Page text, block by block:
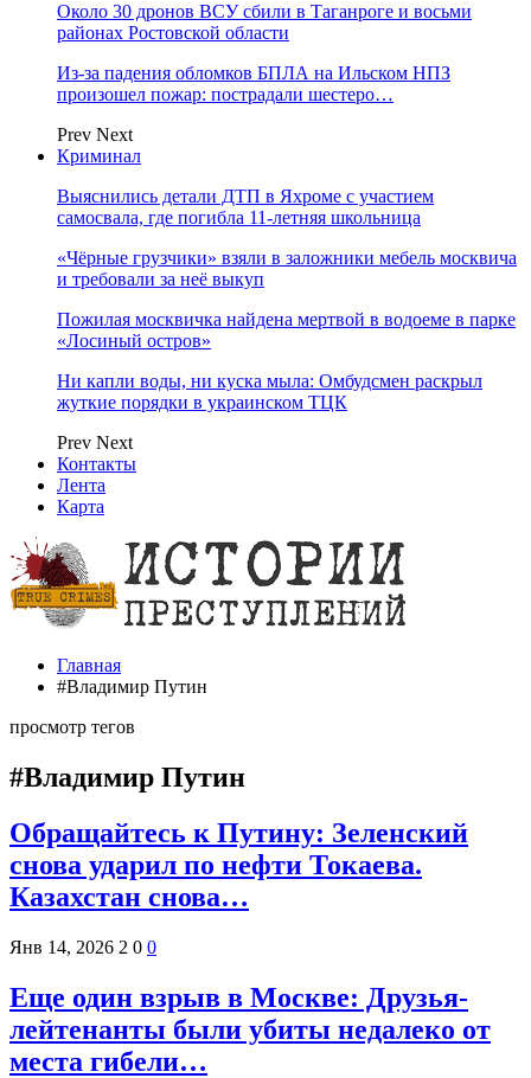
Около 30 дронов ВСУ сбили в Таганроге и восьми
районах Ростовской области
Из-за падения обломков БПЛА на Ильском НПЗ
произошел пожар: пострадали шестеро…
Prev Next
Криминал
Выяснились детали ДТП в Яхроме с участием
самосвала, где погибла 11-летняя школьница
«Чёрные грузчики» взяли в заложники мебель москвича
и требовали за неё выкуп
Пожилая москвичка найдена мертвой в водоеме в парке
«Лосиный остров»
Ни капли воды, ни куска мыла: Омбудсмен раскрыл
жуткие порядки в украинском ТЦК
Prev Next
Контакты
Лента
Карта
Главная
#Владимир Путин
просмотр тегов
#Владимир Путин
Обращайтесь к Путину: Зеленский
снова ударил по нефти Токаева.
Казахстан снова…
Янв 14, 2026 2 0 0
Еще один взрыв в Москве: Друзья-
лейтенанты были убиты недалеко от
места гибели…